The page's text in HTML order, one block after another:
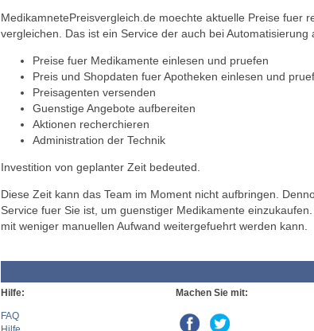
MedikamnetePreisvergleich.de moechte aktuelle Preise fuer
vergleichen. Das ist ein Service der auch bei
Preise fuer Medikamente einlesen und pruefen
Preis und Shopdaten fuer Apotheken einlesen und
Preisagenten versenden
Guenstige Angebote aufbereiten
Aktionen recherchieren
Administration der Technik
Investition von geplanter Zeit bedeuted.
Diese Zeit kann das Team im Moment nicht aufbringen.
Service fuer Sie ist, um guenstiger Medikamente
mit weniger manuellen Aufwand weitergefuehrt werden kann.
Hilfe:
FAQ
Machen Sie mit: